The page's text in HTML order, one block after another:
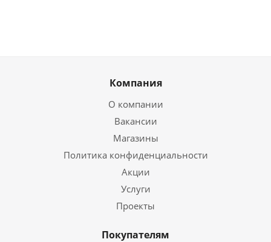
Компания
О компании
Вакансии
Магазины
Политика конфиденциальности
Акции
Услуги
Проекты
Покупателям